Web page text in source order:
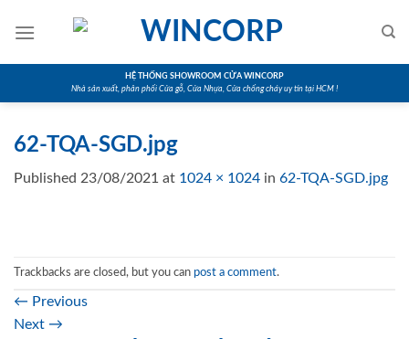
HỆ THỐNG SHOWROOM CỬA WINCORP
Nhà sản xuất, phân phối Cửa gỗ, Cửa Nhựa, Cửa chống cháy uy tín tại HCM !
62-TQA-SGD.jpg
Published 23/08/2021 at 1024 × 1024 in 62-TQA-SGD.jpg
Trackbacks are closed, but you can post a comment.
← Previous
Next →